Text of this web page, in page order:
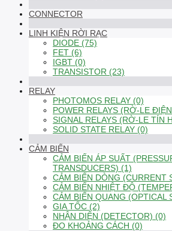
CONNECTOR
LINH KIỆN RỜI RẠC
DIODE (75)
FET (6)
IGBT (0)
TRANSISTOR (23)
RELAY
PHOTOMOS RELAY (0)
POWER RELAYS (RỜ-LE
SIGNAL RELAYS (RỜ-LE TÍN
SOLID STATE RELAY (0)
CẢM BIẾN
CẢM BIẾN ÁP SUẤT
TRANSDUCERS) (1)
CẢM BIẾN DÒNG (CURRENT
CẢM BIẾN NHIỆT ĐỘ
CẢM BIẾN QUANG (OPTICAL
GIA TỐC (2)
NHẬN DIỆN (DETECTOR) (0)
ĐO KHOẢNG CÁCH (0)